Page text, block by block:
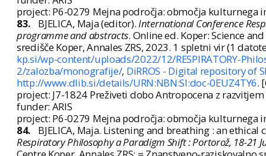
project: P6-0279 Mejna področja: območja kulturnega
83.
BJELICA, Maja (editor).International Conference
programme and abstracts. Online ed. Koper: Science
središče Koper, Annales ZRS, 2023. 1 spletni vir (1
kp.si/wp-content/uploads/2022/12/RESPIRATORY-
2/zalozba/monografije/, DiRROS - Digital repository of
http://www.dlib.si/details/URN:NBN:SI:doc-0EUZ4TY6.
project: J7-1824 Preživeti dobo Antropocena z
funder: ARIS
project: P6-0279 Mejna področja: območja kulturnega
84.
BJELICA, Maja. Listening and breathing : an ethical
Respiratory Philosophy a Paradigm Shift : Portorož, 18-21